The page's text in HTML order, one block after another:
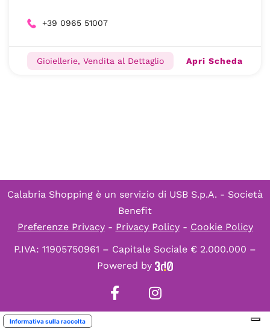
+39 0965 51007
Gioiellerie, Vendita al Dettaglio Apri Scheda
Calabria Shopping è un servizio di USB S.p.A. - Società
Benefit
Preferenze Privacy- Privacy Policy- Cookie Policy
P.IVA: 11905750961 – Capitale Sociale € 2.000.000 –
Powered by
Informativa sulla raccolta